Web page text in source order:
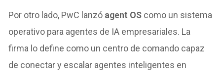
Por otro lado, PwC lanzó agent OS como un sistema
operativo para agentes de IA empresariales. La
firma lo define como un centro de comando capaz
de conectar y escalar agentes inteligentes en